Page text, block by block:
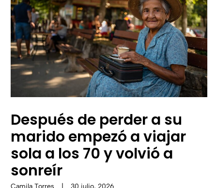
Después de perder a su
marido empezó a viajar
sola a los 70 y volvió a
sonreír
Camila Torres 30 julio, 2026